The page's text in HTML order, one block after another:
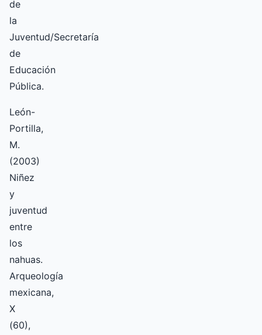
de
la
Juventud/Secretaría
de
Educación
Pública.
León-
Portilla,
M.
(2003)
Niñez
y
juventud
entre
los
nahuas.
Arqueología
mexicana,
X
(60),